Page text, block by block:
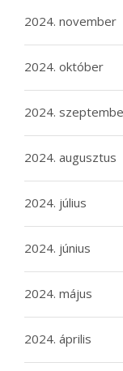
2024. november
2024. október
2024.
2024. augusztus
2024. július
2024. június
2024. május
2024. április